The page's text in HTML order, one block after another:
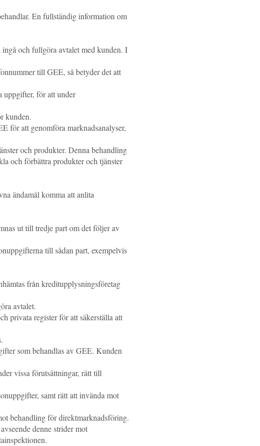
En fullständig information om
och fullgöra avtalet med kunden. I
till GEE, så betyder det att
uppgifter, för att under
kunden.
för att genomföra marknadsanalyser,
och produkter. Denna behandling
och förbättra produkter och tjänster
ändamål komma att anlita
ut till tredje part om det följer av
till sådan part, exempelvis
från kreditupplysningsföretag
avtalet.
privata register för att säkerställa att
som behandlas av GEE. Kunden
vissa förutsättningar, rätt till
samt rätt att invända mot
behandling för direktmarknadsföring.
denne strider mot